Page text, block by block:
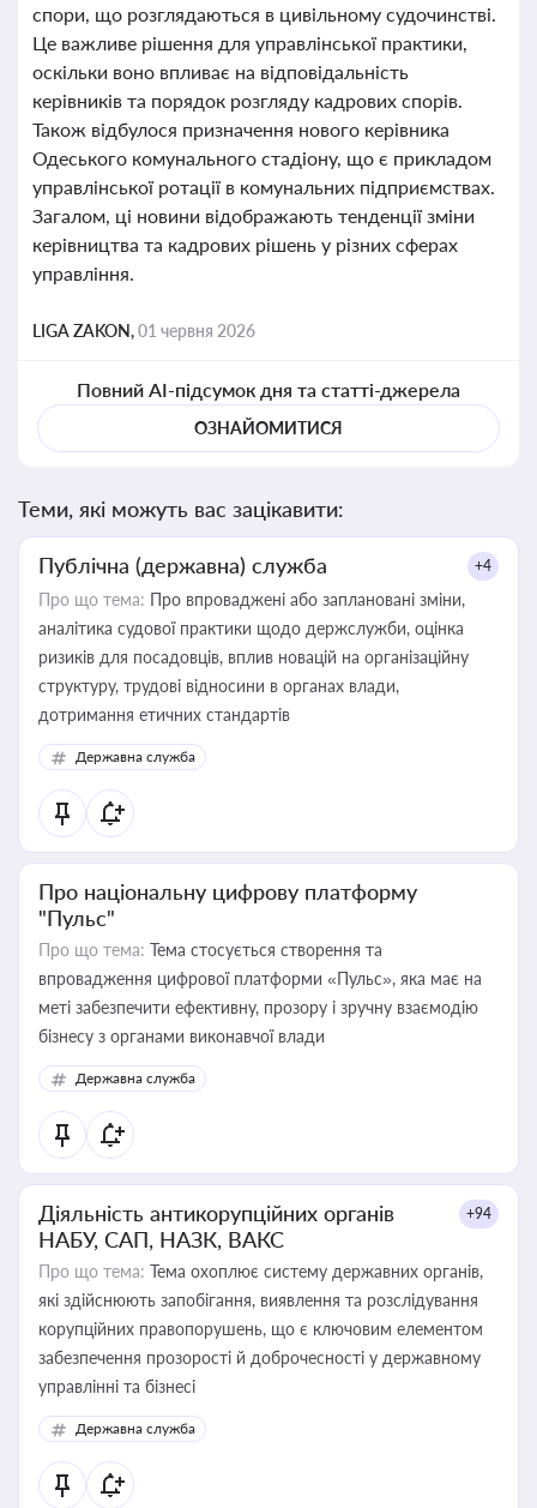
спори, що розглядаються в цивільному судочинстві.
Це важливе рішення для управлінської практики,
оскільки воно впливає на відповідальність
керівників та порядок розгляду кадрових спорів.
Також відбулося призначення нового керівника
Одеського комунального стадіону, що є прикладом
управлінської ротації в комунальних підприємствах.
Загалом, ці новини відображають тенденції зміни
керівництва та кадрових рішень у різних сферах
управління.
LIGA ZAKON,01 червня 2026
Повний AI-підсумок дня та статті-джерела
ОЗНАЙОМИТИСЯ
Теми, які можуть вас зацікавити:
Публічна (державна) служба +4
Про що тема: Про впроваджені або заплановані зміни,
аналітика судової практики щодо держслужби, оцінка
ризиків для посадовців, вплив новацій на організаційну
структуру, трудові відносини в органах влади,
дотримання етичних стандартів
Державна служба
Про національну цифрову платформу
"Пульс"
Про що тема: Тема стосується створення та
впровадження цифрової платформи «Пульс», яка має на
меті забезпечити ефективну, прозору і зручну взаємодію
бізнесу з органами виконавчої влади
Державна служба
Діяльність антикорупційних органів
НАБУ, САП, НАЗК, ВАКС
+94
Про що тема: Тема охоплює систему державних органів,
які здійснюють запобігання, виявлення та розслідування
корупційних правопорушень, що є ключовим елементом
забезпечення прозорості й доброчесності у державному
управлінні та бізнесі
Державна служба